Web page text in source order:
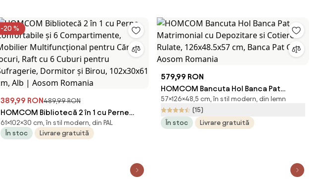
-20 %
389,99 RON489,99 RON
HOMCOM Bibliotecă 2 în 1 cu Perne
Confortabile și 6 Compartimente,
Mobilier Multifuncțional pentru Cărți și
102x30x61 cm, Alb | Aosom Romania
61×102×30 cm, în stil modern, din PAL
În stoc
Livrare gratuită
579,99 RON
HOMCOM Bancuta Hol Banca Pat
Matrimonial cu Depozitare si Cotiere
Rulate, 126x48.5x57 cm, Banca Pat Gri |
Aosom Romania
57×126×48,5 cm, în stil modern, din lemn
(15)
În stoc
Livrare gratuită